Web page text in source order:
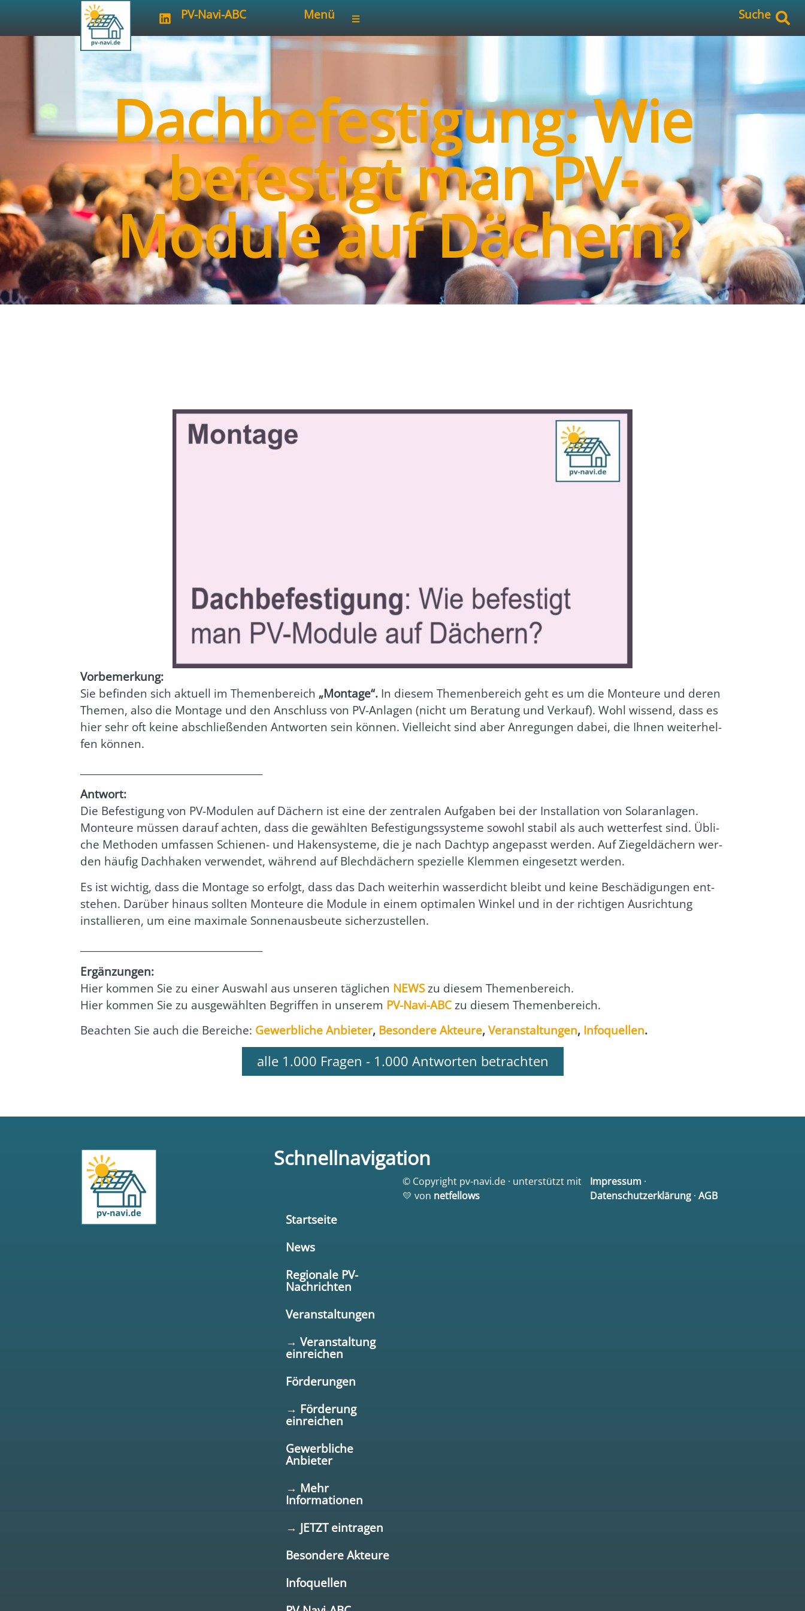
PV-Navi-ABC Menü Suche
Dachbefestigung: Wie
befestigt man PV-
Module auf Dächern?
Vor­be­mer­kung:
Sie befin­den sich aktu­ell im The­men­be­reich „Mon­ta­ge“. In die­sem The­men­be­reich geht es um die Mon­teu­re und deren
The­men, also die Mon­ta­ge und den Anschluss von PV-Anla­gen (nicht um Bera­tung und Ver­kauf). Wohl wis­send, dass es
hier sehr oft kei­ne abschlie­ßen­den Ant­wor­ten sein kön­nen. Viel­leicht sind aber Anre­gun­gen dabei, die Ihnen wei­ter­hel­
fen kön­nen.
Ant­wort:
Die Befes­ti­gung von PV-Modu­len auf Dächern ist eine der zen­tra­len Auf­ga­ben bei der Instal­la­ti­on von Solar­an­la­gen.
Mon­teu­re müs­sen dar­auf ach­ten, dass die gewähl­ten Befes­ti­gungs­sys­te­me sowohl sta­bil als auch wet­ter­fest sind. Übli­
che Metho­den umfas­sen Schie­nen- und Haken­sys­te­me, die je nach Dach­typ ange­passt wer­den. Auf Zie­gel­dä­chern wer­
den häu­fig Dach­ha­ken ver­wen­det, wäh­rend auf Blech­dä­chern spe­zi­el­le Klem­men ein­ge­setzt wer­den.
Es ist wich­tig, dass die Mon­ta­ge so erfolgt, dass das Dach wei­ter­hin was­ser­dicht bleibt und kei­ne Beschä­di­gun­gen ent­
ste­hen. Dar­über hin­aus soll­ten Mon­teu­re die Modu­le in einem opti­ma­len Win­kel und in der rich­ti­gen Aus­rich­tung
instal­lie­ren, um eine maxi­ma­le Son­nen­aus­beu­te sicher­zu­stel­len.
Ergän­zun­gen:
Hier kom­men Sie zu einer Aus­wahl aus unse­ren täg­li­chen NEWSzu die­sem The­men­be­reich.
Hier kom­men Sie zu aus­ge­wähl­ten Begrif­fen in unse­rem PV-Navi-ABCzu die­sem The­men­be­reich.
Beach­ten Sie auch die Berei­che: Gewerb­li­che Anbie­ter, Beson­de­re Akteu­re,Ver­an­stal­tun­gen, Info­quel­len.
alle 1.000 Fragen - 1.000 Antworten betrachten
Schnellnavigation
Startseite
News
Regionale PV-
Nachrichten
Veranstaltungen
→ Veranstaltung
einreichen
Förderungen
→ Förderung
einreichen
Gewerbliche
Anbieter
→ Mehr
Informationen
→ JETZT eintragen
Besondere Akteure
Infoquellen
© Copyright pv-navi.de · unterstützt mit
💛 von netfellows
Impressum·
Datenschutzerklärung· AGB